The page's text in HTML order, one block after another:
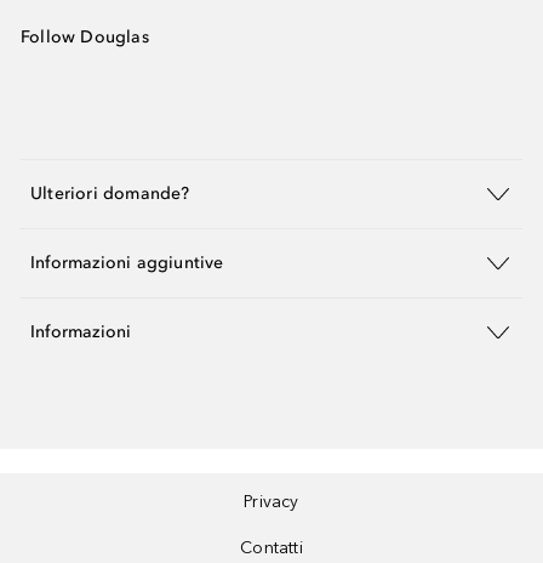
Follow Douglas
Ulteriori domande?
Informazioni aggiuntive
Informazioni
Privacy
Contatti